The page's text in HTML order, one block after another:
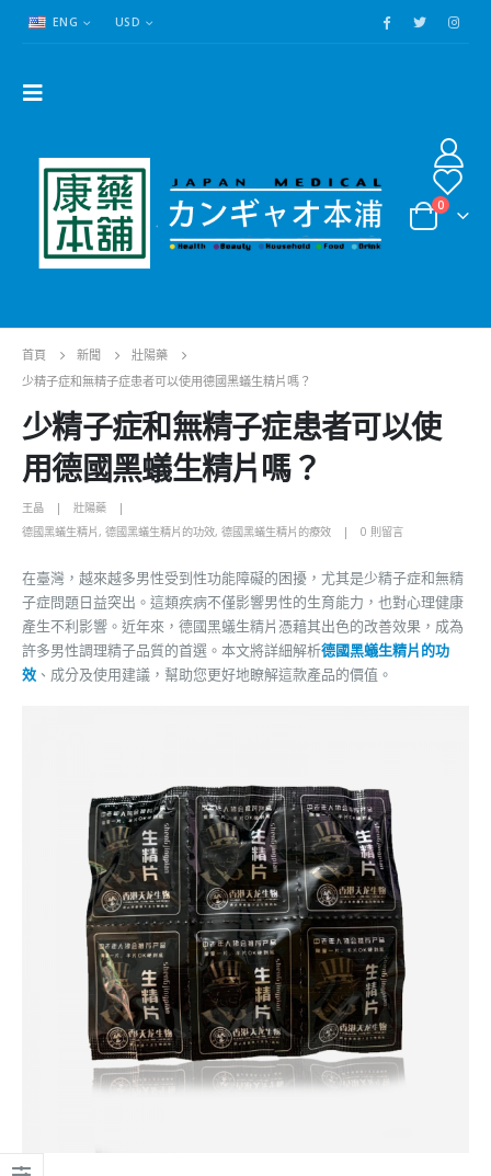
ENG USD
0
首頁 新聞
壯陽藥
少精子症和無精子症患者可以使用德國黑蟻生精片嗎？
少精子症和無精子症患者可以使
用德國黑蟻生精片嗎？
王晶
壯陽藥
德國黑蟻生精片 , 德國黑蟻生精片的功效, 德國黑蟻生精片的療效 0 則留言
在臺灣，越來越多男性受到性功能障礙的困擾，尤其是少精子症和無精
子症問題日益突出。這類疾病不僅影響男性的生育能力，也對心理健康
產生不利影響。近年來，德國黑蟻生精片憑藉其出色的改善效果，成為
許多男性調理精子品質的首選。本文將詳細解析德國黑蟻生精片的功
效 、成分及使用建議，幫助您更好地瞭解這款產品的價值。